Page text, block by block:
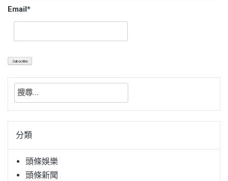
Email*
搜
關
字:分類
頭條娛樂
頭條新聞